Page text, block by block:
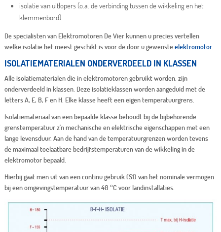
isolatie van uitlopers (o.a. de verbinding tussen de wikkeling en het
klemmenbord)
De specialisten van Elektromotoren De Vier kunnen u precies vertellen
welke isolatie het meest geschikt is voor de door u gewensteelektromotor.
ISOLATIEMATERIALEN ONDERVERDEELD IN KLASSEN
Alle isolatiematerialen die in elektromotoren gebruikt worden, zijn
onderverdeeld in klassen. Deze isolatieklassen worden aangeduid met de
letters A, E, B, F en H. Elke klasse heeft een eigen temperatuurgrens.
Isolatiemateriaal van een bepaalde klasse behoudt bij de bijbehorende
grenstemperatuur z'n mechanische en elektrische eigenschappen met een
lange levensduur. Aan de hand van de temperatuurgrenzen worden tevens
de maximaal toelaatbare bedrijfstemperaturen van de wikkeling in de
elektromotor bepaald.
Hierbij gaat men uit van een continu gebruik (S1) van het nominale vermogen
bij een omgevingstemperatuur van 40 °C voor landinstallaties.